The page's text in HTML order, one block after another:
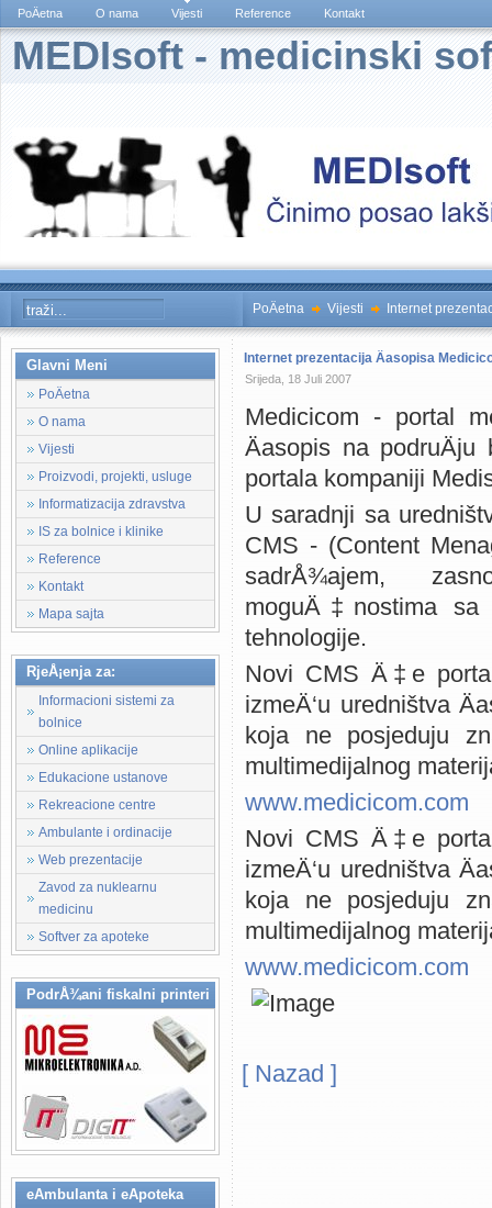
PoÄetna O nama Vijesti Reference Kontakt
MEDIsoft - medicinski
PoÄetna Vijesti Internet
Glavni Meni
PoÄetna
O nama
Vijesti
Proizvodi, projekti, usluge
Informatizacija zdravstva
IS za bolnice i klinike
Reference
Kontakt
Mapa sajta
RjeÅ¡enja za:
Informacioni sistemi za
bolnice
Online aplikacije
Edukacione ustanove
Rekreacione centre
Ambulante i ordinacije
Web prezentacije
Zavod za nuklearnu
medicinu
Softver za apoteke
PodrÅ¾ani fiskalni printeri
eAmbulanta i eApoteka
Internet prezentacija Äasopisa
Srijeda, 18 Juli 2007
Medicicom - portal
Äasopis na
portala kompaniji
U saradnji sa
CMS - (Content
sadrÅ¾ajem,
moguÄ‡nostima sa
tehnologije.
Novi CMS Ä‡e
izmeÄ‘u uredništva
koja ne posjeduju
multimedijalnog
www.medicicom.com
Novi CMS Ä‡e
izmeÄ‘u uredništva
koja ne posjeduju
multimedijalnog
www.medicicom.com
[ Nazad ]